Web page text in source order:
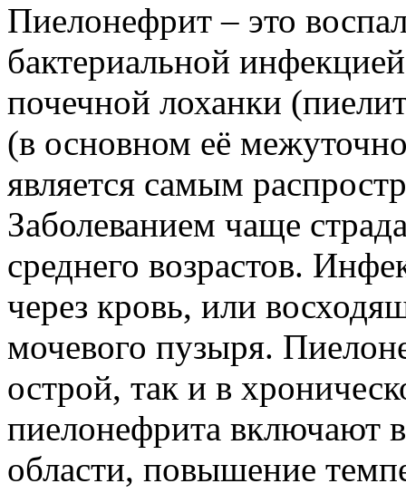
Пиелонефрит – это
бактериальной
почечной лоханки
(в основном её
является самым
Заболеванием чаще
среднего возрастов.
через кровь, или
мочевого пузыря.
острой, так и в
пиелонефрита включают
области, повышение